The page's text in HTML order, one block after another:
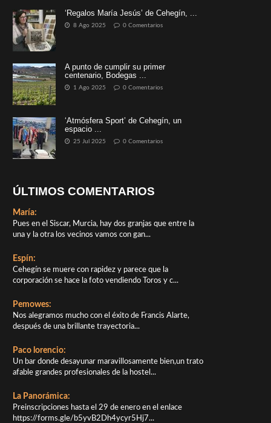
‘Regalos María Jesús’ de Cehegín, ...
8 Ago 2025 0 Comentarios
A punto de cumplir su primer
centenario, Bodegas ...
1 Ago 2025 0 Comentarios
‘Atmósfera Sport’ de Cehegín, un
espacio ...
25 Jul 2025 0 Comentarios
ÚLTIMOS COMENTARIOS
María:
Pues en el Siscar, Murcia, hay dos granjas que entre la
una y la otra los vecinos vamos con gan...
Espín:
Cehegín se muere con rapidez y parece que la
corporación se hace la foto vendiendo Toros y c...
Pemowes:
Nos alegramos mucho con el éxito de Francis Alarte,
después de una brillante trayectoria...
Paco lorencio:
Un bar donde desayunar maravillosamente bien,un trato
afable grandes profesionales de la hostel...
La Panorámica:
Preinscripciones hasta el 29 de enero en el enlace
https://forms.gle/b5yvB2Dh4ycyr5Hj7...